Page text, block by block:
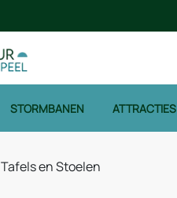
STORMBANEN ATTRACTIES
Tafels en Stoelen